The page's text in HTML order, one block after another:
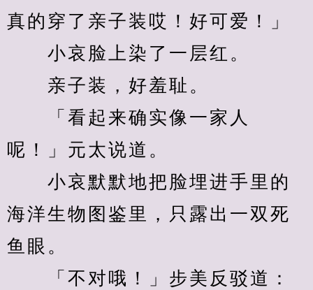
真的穿了亲子装哎！好可爱！」
小哀脸上染了一层红。
亲子装，好羞耻。
「看起来确实像一家人
呢！」元太说道。
小哀默默地把脸埋进手里的
海洋生物图鉴里，只露出一双死
鱼眼。
「不对哦！」步美反驳道：